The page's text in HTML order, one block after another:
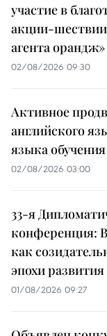
участие в
акции-
агента орандж»
02/08/2026 09:30
Активное
английского
языка
02/08/2026 03:00
33-я
конференция:
как
эпохи развития
01/08/2026 09:27